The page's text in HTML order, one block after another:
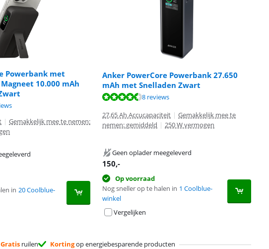
Powerbank met
10.000 mAh
| Gemakkelijk mee te nemen:
in 20 Coolblue-
Anker PowerCore Powerbank 27.650
mAh met Snelladen Zwart
8 reviews
27,65 Ah Accucapaciteit | Gemakkelijk mee te
nemen: gemiddeld | 250 W vermogen
Geen oplader meegeleverd
150,-
Op voorraad
Nog sneller op te halen in 1 Coolblue-
winkel
Vergelijken
Gratis ruilen Kortingop energiebesparende producten